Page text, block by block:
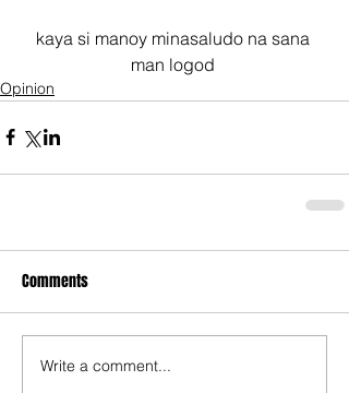
kaya si manoy minasaludo na sana
man logod
Opinion
Comments
Write a comment...